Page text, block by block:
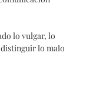
lo vulgar, lo
lo malo